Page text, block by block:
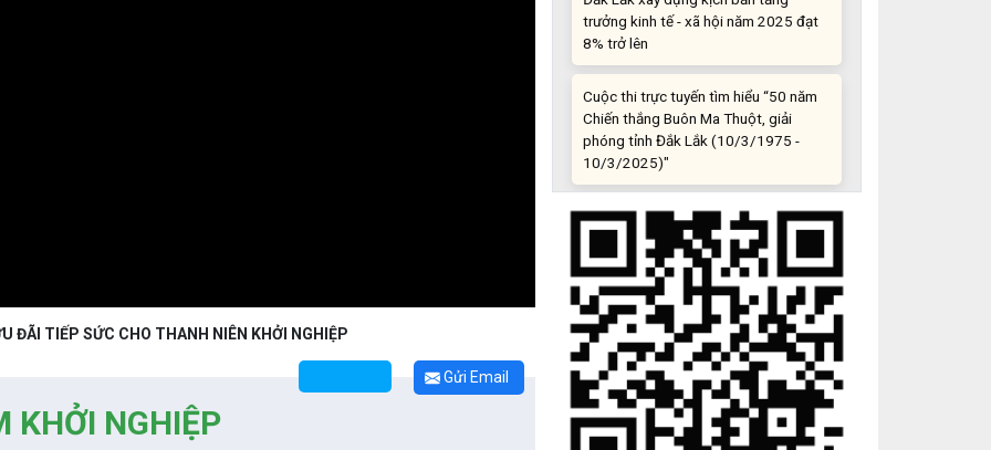
ĐÃI TIẾP SỨC CHO THANH NIÊN KHỞI NGHIỆP
Gửi Email
KHỞI NGHIỆP
8% trở lên
Cuộc thi trực tuyến tìm hiểu “50 năm
Chiến thắng Buôn Ma Thuột, giải
phóng tỉnh Đắk Lắk (10/3/1975 -
10/3/2025)"
Những sáng tạo độc đáo từ “cây nhà
lá vườn”
Gam màu sáng trong bức tranh khởi
nghiệp đổi mới sáng tạo
Khi khoa học - công nghệ chưa có sự
đột phá
Chế biến sâu – Nâng cao giá trị nông
sản